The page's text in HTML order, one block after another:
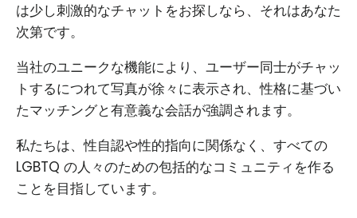
は少し刺激的なチャットをお探しなら、それはあなた
次第です。
当社のユニークな機能により、ユーザー同士がチャッ
トするにつれて写真が徐々に表示され、性格に基づい
たマッチングと有意義な会話が強調されます。
私たちは、性自認や性的指向に関係なく、すべての
LGBTQ の人々のための包括的なコミュニティを作る
ことを目指しています。